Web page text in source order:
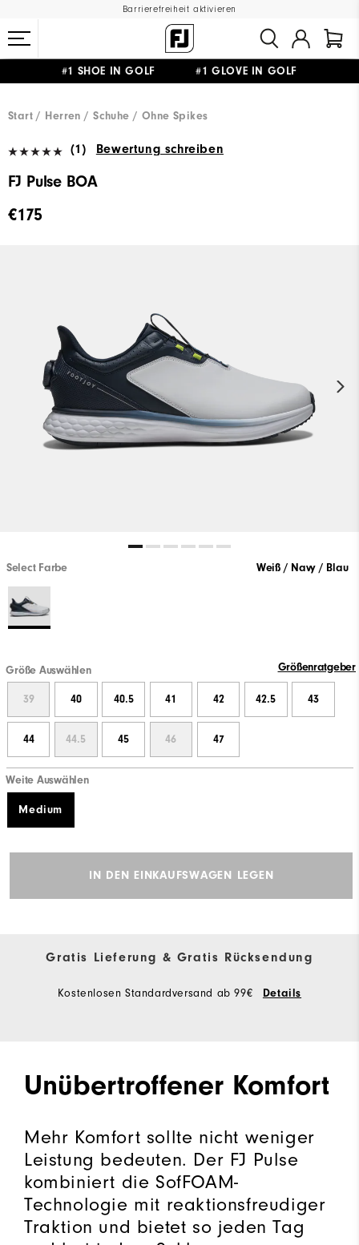
Barrierefreiheit aktivieren
#1 SHOE IN GOLF #1 GLOVE IN GOLF
Start
Herren Schuhe Ohne Spikes
(1) Bewertung schreiben
FJ Pulse BOA
€175
Select Farbe Weiß / Navy / Blau
Größe Auswählen Größenratgeber
39 40 40.5 41 42 42.5 43
44 44.5 45 46 47
Weite Auswählen
Medium
IN DEN EINKAUFSWAGEN LEGEN
Gratis Lieferung & Gratis Rücksendung
Kostenlosen Standardversand ab 99€ Details
Unübertroffener Komfort
Mehr Komfort sollte nicht weniger
Leistung bedeuten. Der FJ Pulse
kombiniert die SofFOAM-
Technologie mit reaktionsfreudiger
Traktion und bietet so jeden Tag